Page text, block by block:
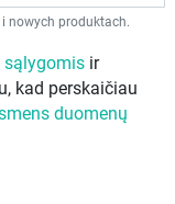
nowych produktach.
sąlygomis ir
kad perskaičiau
duomenų